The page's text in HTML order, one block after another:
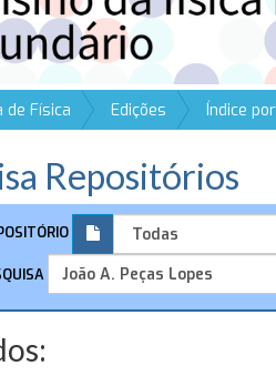
de Física Edições Índice
Repositórios